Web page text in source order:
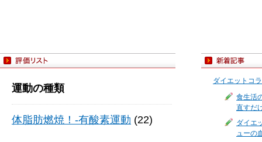
運動の種類
体脂肪燃焼！-有酸素運動 (22)
ダイエットコ
食生活
直すだ
ダイエ
ューの